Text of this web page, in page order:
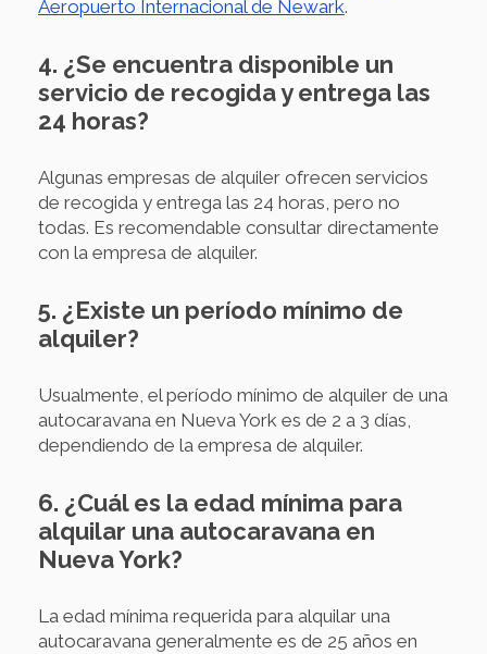
Aeropuerto Internacional de Newark.
4. ¿Se encuentra disponible un
servicio de recogida y entrega las
24 horas?
Algunas empresas de alquiler ofrecen servicios
de recogida y entrega las 24 horas, pero no
todas. Es recomendable consultar directamente
con la empresa de alquiler.
5. ¿Existe un período mínimo de
alquiler?
Usualmente, el período mínimo de alquiler de una
autocaravana en Nueva York es de 2 a 3 días,
dependiendo de la empresa de alquiler.
6. ¿Cuál es la edad mínima para
alquilar una autocaravana en
Nueva York?
La edad mínima requerida para alquilar una
autocaravana generalmente es de 25 años en